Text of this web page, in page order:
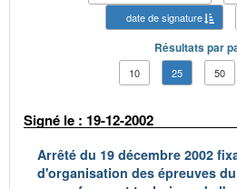
date de signature
Résultats par
10 25 50
Signé le : 19-12-2002
Arrêté du 19 décembre 2002
d'organisation des épreuves